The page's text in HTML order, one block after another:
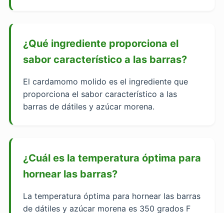
¿Qué ingrediente proporciona el
sabor característico a las barras?
El cardamomo molido es el ingrediente que
proporciona el sabor característico a las
barras de dátiles y azúcar morena.
¿Cuál es la temperatura óptima para
hornear las barras?
La temperatura óptima para hornear las barras
de dátiles y azúcar morena es 350 grados F